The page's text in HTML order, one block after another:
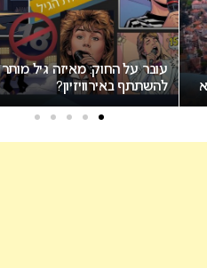
עובר על החוק: מאיזה גיל מותר
להשתתף באירוויזיון?